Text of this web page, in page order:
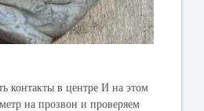
контакты в центре И на этом
на прозвон и проверяем